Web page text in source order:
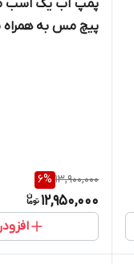
پمپ آب یک اسب
پیچ مس به
13,900,000
6%
12,950,000